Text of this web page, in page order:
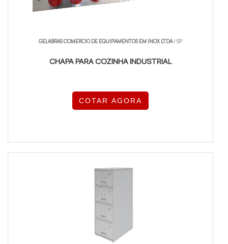
GELABRAS COMERCIO DE EQUIPAMENTOS EM INOX LTDA/ SP
CHAPA PARA COZINHA INDUSTRIAL
COTAR AGORA